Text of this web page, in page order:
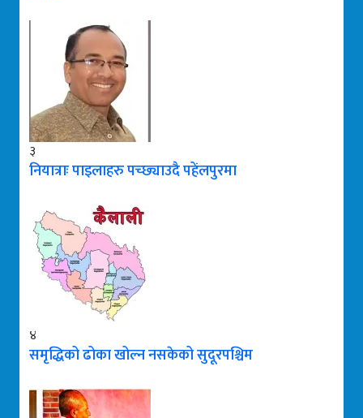
३
नियात्राः पाइलाहरु पच्छ्याउदै पहेंलपुरमा
४
समृद्धिको ढोका खोल्न नसकेको सुदूरपश्चिम